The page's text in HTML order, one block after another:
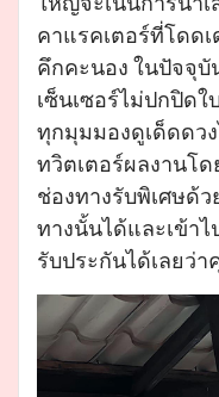
คาแรคเตอร์ที่โดด
คึกคะนอง ในปัจจุบั
เซ็นเซอร์ไม่ปกปิด
ทุกมุมมองดูเด็ดดว
ทวิตเตอร์ผลงานโ
ช่องทางรับพิเศษด้
ทางนั้นได้และเข้า
รับประกันได้เลยว่